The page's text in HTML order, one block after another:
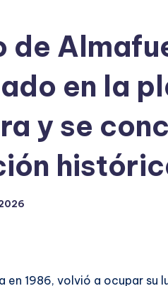
de
en la
y se
en 1986, volvió a ocupar su